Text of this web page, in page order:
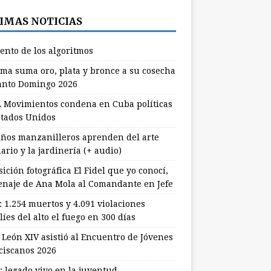
NOTICIAS
de los algoritmos
suma oro, plata y bronce a su cosecha
Domingo 2026
Movimientos condena en Cuba políticas
Unidos
manzanilleros aprenden del arte
y la jardinería (+ audio)
fotográfica El Fidel que yo conocí,
de Ana Mola al Comandante en Jefe
1.254 muertos y 4.091 violaciones
del alto el fuego en 300 días
León XIV asistió al Encuentro de Jóvenes
2026